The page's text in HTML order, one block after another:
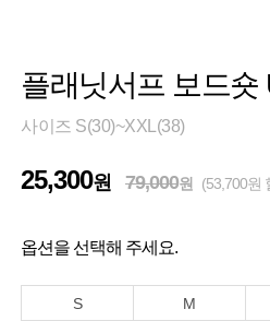
플래닛서프 보드숏
사이즈 S(30)~XXL(38)
25,300원 79,000원 (53,700원
옵션을 선택해 주세요.
S M